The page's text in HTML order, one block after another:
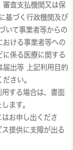
審査支払機関又は保
基づく行政機関及び
いて事業者等からの
おける事業者等への
に係る医療に関する
届出等 上記利用目的
さい。
用する場合は、書面
ます。
お申し出くださ
提供に支障が出る